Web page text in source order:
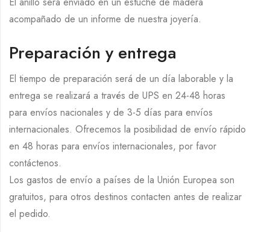
acompañado de un informe de nuestra joyería.
Preparación y entrega
El tiempo de preparación será de un día laborable y la
entrega se realizará a través de UPS en 24-48 horas
para envíos nacionales y de 3-5 días para envíos
internacionales. Ofrecemos la posibilidad de envío rápido
en 48 horas para envíos internacionales, por favor
contáctenos.
Los gastos de envío a países de la Unión Europea son
gratuitos, para otros destinos contacten antes de realizar
el pedido.